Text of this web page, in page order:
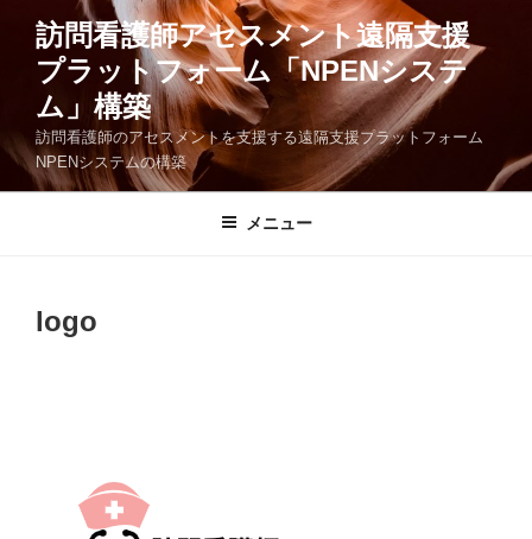
へ
訪問看護師アセスメント遠隔支援
プラットフォーム「NPENシステ
ム」構築
訪問看護師のアセスメントを支援する遠隔支援プラットフォーム
NPENシステムの構築
メニュー
logo